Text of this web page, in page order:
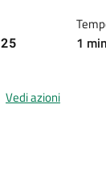
1 min
Vedi azioni